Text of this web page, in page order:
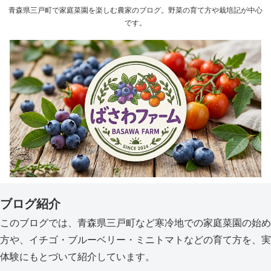
青森県三戸町で家庭菜園を楽しむ農家のブログ。野菜の育て方や栽培記が中心
です。
ブログ紹介
このブログでは、青森県三戸町など寒冷地での家庭菜園の始め
方や、イチゴ・ブルーベリー・ミニトマトなどの育て方を、実
体験にもとづいて紹介しています。